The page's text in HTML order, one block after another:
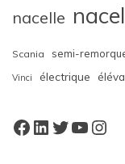
nacelle
Scania semi-
Vinci électrique
Facebook
LinkedIn
Twitter